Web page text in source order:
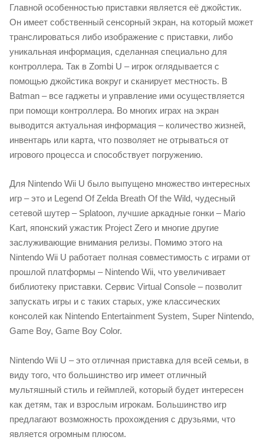
Главной особенностью приставки является её джойстик.
Он имеет собственный сенсорный экран, на который может
транслироваться либо изображение с приставки, либо
уникальная информация, сделанная специально для
контроллера. Так в Zombi U – игрок оглядывается с
помощью джойстика вокруг и сканирует местность. В
Batman – все гаджеты и управление ими осуществляется
при помощи контроллера. Во многих играх на экран
выводится актуальная информация – количество жизней,
инвентарь или карта, что позволяет не отрываться от
игрового процесса и способствует погружению.
Для Nintendo Wii U было выпущено множество интересных
игр – это и Legend Of Zelda Breath Of the Wild, чудесный
сетевой шутер – Splatoon, лучшие аркадные гонки – Mario
Kart, японский ужастик Project Zero и многие другие
заслуживающие внимания релизы. Помимо этого на
Nintendo Wii U работает полная совместимость с играми от
прошлой платформы – Nintendo Wii, что увеличивает
библиотеку приставки. Сервис Virtual Console – позволит
запускать игры и с таких старых, уже классических
консолей как Nintendo Entertainment System, Super Nintendo,
Game Boy, Game Boy Color.
Nintendo Wii U – это отличная приставка для всей семьи, в
виду того, что большинство игр имеет отличный
мультяшный стиль и геймплей, который будет интересен
как детям, так и взрослым игрокам. Большинство игр
предлагают возможность прохождения с друзьями, что
является огромным плюсом.